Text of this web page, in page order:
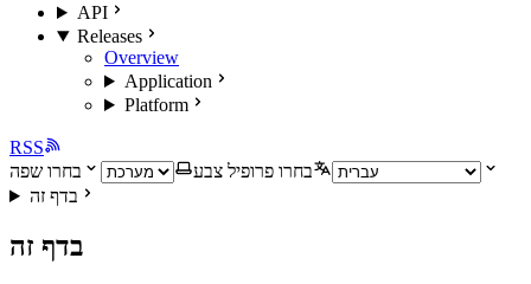
API
Releases
Overview
Application
Platform
RSS
בחרו פרופיל צבע
בחרו שפה
בדף זה
בדף זה